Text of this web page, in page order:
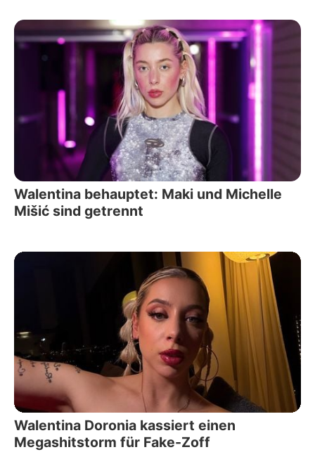
Walentina behauptet: Maki und Michelle
Mišić sind getrennt
Walentina Doronia kassiert einen
Megashitstorm für Fake-Zoff